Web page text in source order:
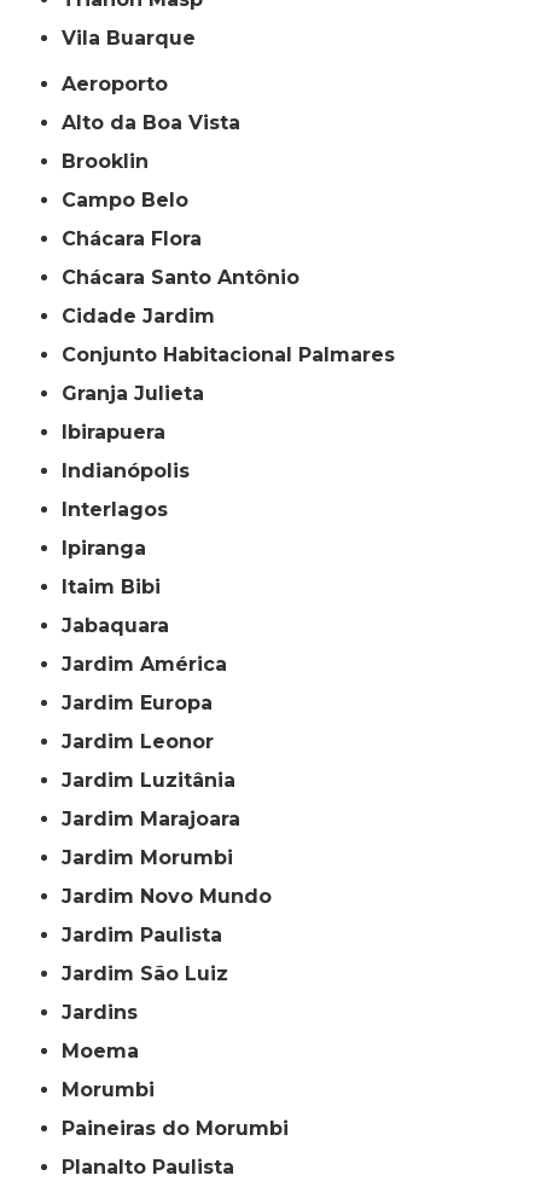
Vila Buarque
Aeroporto
Alto da Boa Vista
Brooklin
Campo Belo
Chácara Flora
Chácara Santo Antônio
Cidade Jardim
Conjunto Habitacional Palmares
Granja Julieta
Ibirapuera
Indianópolis
Interlagos
Ipiranga
Itaim Bibi
Jabaquara
Jardim América
Jardim Europa
Jardim Leonor
Jardim Luzitânia
Jardim Marajoara
Jardim Morumbi
Jardim Novo Mundo
Jardim Paulista
Jardim São Luiz
Jardins
Moema
Morumbi
Paineiras do Morumbi
Planalto Paulista